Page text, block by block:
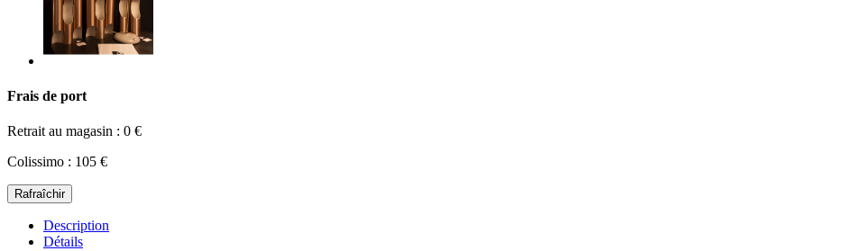
Frais de port
Retrait au magasin : 0 €
Colissimo : 105 €
Description
Détails